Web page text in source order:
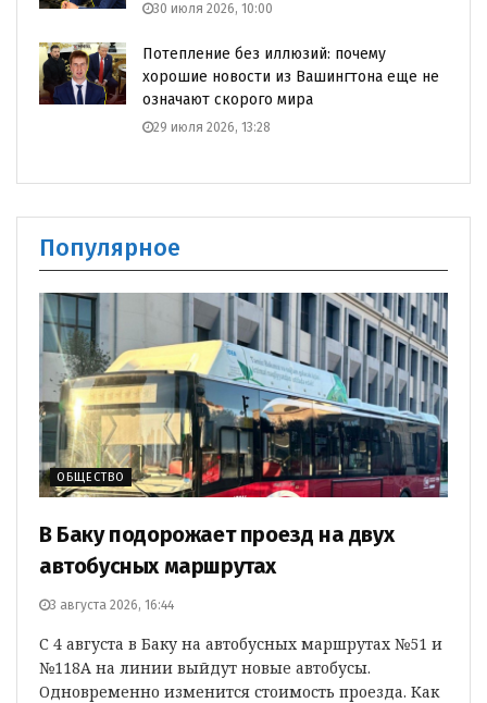
30 июля 2026, 10:00
Потепление без иллюзий: почему
хорошие новости из Вашингтона еще не
означают скорого мира
29 июля 2026, 13:28
Популярное
ОБЩЕСТВО
В Баку подорожает проезд на двух
автобусных маршрутах
3 августа 2026, 16:44
С 4 августа в Баку на автобусных маршрутах №51 и
№118А на линии выйдут новые автобусы.
Одновременно изменится стоимость проезда. Как